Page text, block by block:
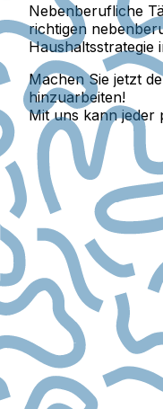
Nebenberufliche
richtigen
Haushaltsstrategie
Machen Sie jetzt
hinzuarbeiten!
Mit uns kann jeder